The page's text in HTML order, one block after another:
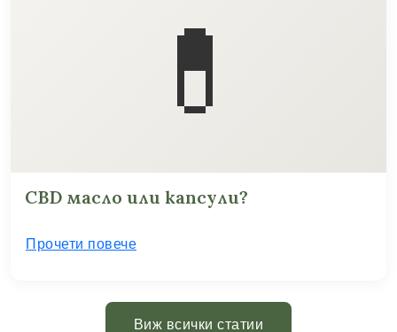
💊
CBD масло или капсули?
Прочети повече
Виж всички статии